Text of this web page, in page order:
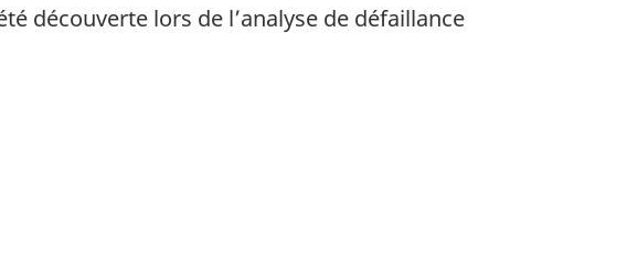
découverte lors de l’analyse de défaillance